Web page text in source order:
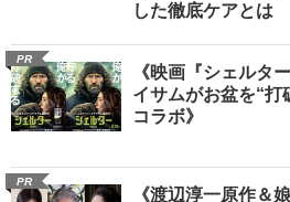
した徹底ケアとは
PR
《映画『シェルタ
イサムがお盆を“打
コラボ》
PR
《渡辺淳一原作＆